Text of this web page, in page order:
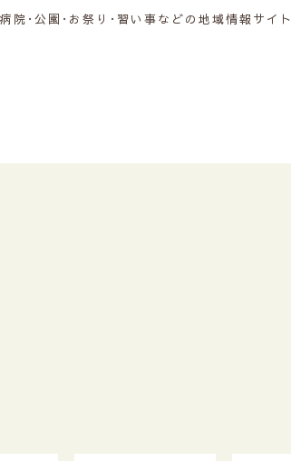
･公園･お祭り･習い事などの地域情報サイト